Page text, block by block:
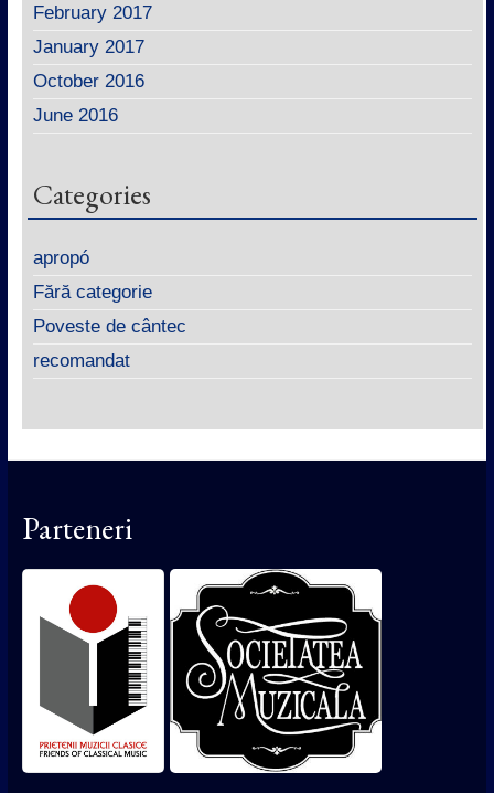
February 2017
January 2017
October 2016
June 2016
Categories
apropó
Fără categorie
Poveste de cântec
recomandat
Parteneri